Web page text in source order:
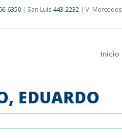
6350 | San Luis 443-2232 | V. Mercedes
Inicio
EDUARDO